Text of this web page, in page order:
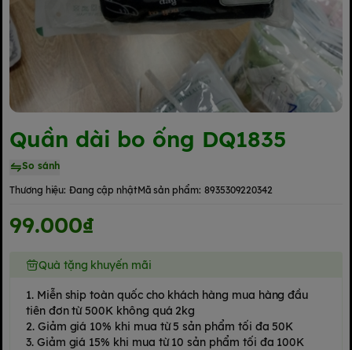
Quần dài bo ống DQ1835
So sánh
Thương hiệu: Đang cập nhậtMã sản phẩm: 8935309220342
99.000₫
Quà tặng khuyến mãi
1. Miễn ship toàn quốc cho khách hàng mua hàng đầu
tiên đơn từ 500K không quá 2kg
2. Giảm giá 10% khi mua từ 5 sản phẩm tối đa 50K
3. Giảm giá 15% khi mua từ 10 sản phẩm tối đa 100K